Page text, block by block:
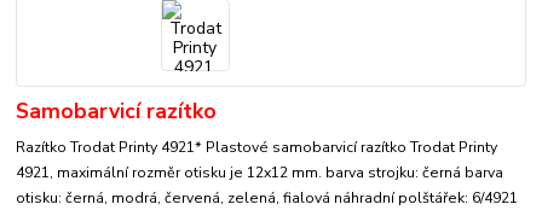
Samobarvicí razítko
Razítko Trodat Printy 4921* Plastové samobarvicí razítko Trodat Printy
4921, maximální rozměr otisku je 12x12 mm. barva strojku: černá barva
otisku: černá, modrá, červená, zelená, fialová náhradní polštářek: 6/4921